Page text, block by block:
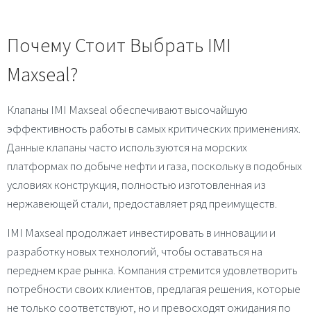
Почему Стоит Выбрать IMI
Maxseal?
Клапаны IMI Maxseal обеспечивают высочайшую
эффективность работы в самых критических применениях.
Данные клапаны часто используются на морских
платформах по добыче нефти и газа, поскольку в подобных
условиях конструкция, полностью изготовленная из
нержавеющей стали, предоставляет ряд преимуществ.
IMI Maxseal продолжает инвестировать в инновации и
разработку новых технологий, чтобы оставаться на
переднем крае рынка. Компания стремится удовлетворить
потребности своих клиентов, предлагая решения, которые
не только соответствуют, но и превосходят ожидания по